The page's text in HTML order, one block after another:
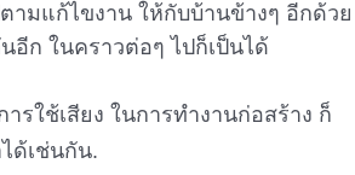
ามแก้ไขงาน ให้กับบ้านข้างๆ อีกด้วย
อีก ในคราวต่อๆ ไปก็เป็นได้
ารใช้เสียง ในการทำงานก่อสร้าง ก็
ด้เช่นกัน.